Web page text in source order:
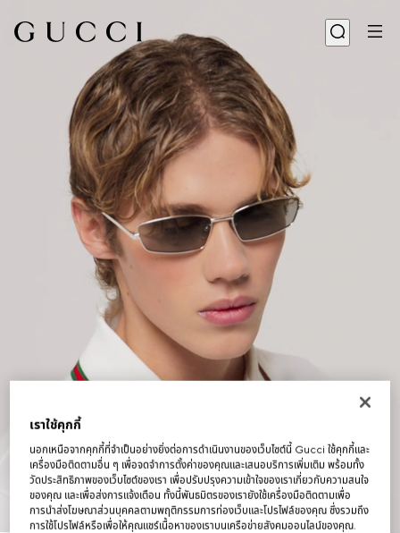
6
เราใช้คุกกี้
นอกเหนือจากคุกกี้ที่จำเป็นอย่างยิ่งต่อการดำเนินงานของเว็บไซต์นี้ Gucci ใช้คุกกี้และ
เครื่องมือติดตามอื่น ๆ เพื่อจดจำการตั้งค่าของคุณและเสนอบริการเพิ่มเติม พร้อมทั้ง
วัดประสิทธิภาพของเว็บไซต์ของเรา เพื่อปรับปรุงความเข้าใจของเราเกี่ยวกับความสนใจ
ของคุณ และเพื่อส่งการแจ้งเตือน ทั้งนี้พันธมิตรของเรายังใช้เครื่องมือติดตามเพื่อ
การนำส่งโฆษณาส่วนบุคคลตามพฤติกรรมการท่องเว็บและโปรไฟล์ของคุณ ซึ่งรวมถึง
การใช้โปรไฟล์หรือเพื่อให้คุณแชร์เนื้อหาของเราบนเครือข่ายสังคมออนไลน์ของคุณ.